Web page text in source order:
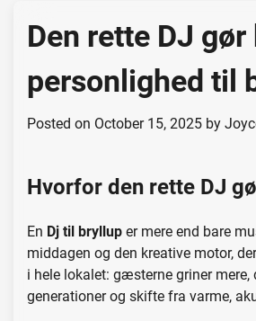
Den rette DJ
personlighed til
Posted on October 15, 2025 by
Hvorfor den rette DJ
En Dj til bryllup er mere end bare
middagen og den kreative motor,
i hele lokalet: gæsterne griner
generationer og skifte fra varme,